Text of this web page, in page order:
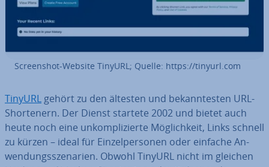
Screen­shot-Website TinyURL; Quelle: https://tinyurl.com
TinyURL gehört zu den ältesten und be­kann­tes­ten URL-
Shor­ten­ern. Der Dienst startete 2002 und bietet auch
heute noch eine un­kom­pli­zier­te Mög­lich­keit, Links schnell
zu kürzen – ideal für Ein­zel­per­so­nen oder einfache An­
wen­dungs­sze­na­ri­en. Obwohl TinyURL nicht im gleichen